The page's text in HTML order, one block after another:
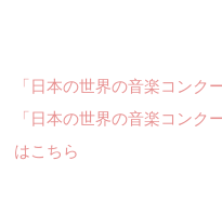
「日本の世界の音楽コンク
「日本の世界の音楽コンク
はこちら